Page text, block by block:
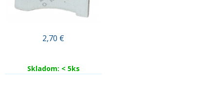
2,70 €
Skladom: < 5ks